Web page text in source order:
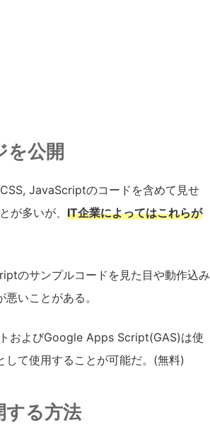
を公開
JavaScriptのコードを含めて見せ
が多いが、 IT企業によってはこれらが
のサンプルコードを見た目や動作込み
いことがある。
およびGoogle Apps Script(GAS)は使
して使用することが可能だ。(無料)
る方法